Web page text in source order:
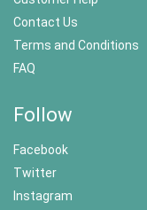
Contact Us
Terms and Conditions
FAQ
Follow
Facebook
Twitter
Instagram